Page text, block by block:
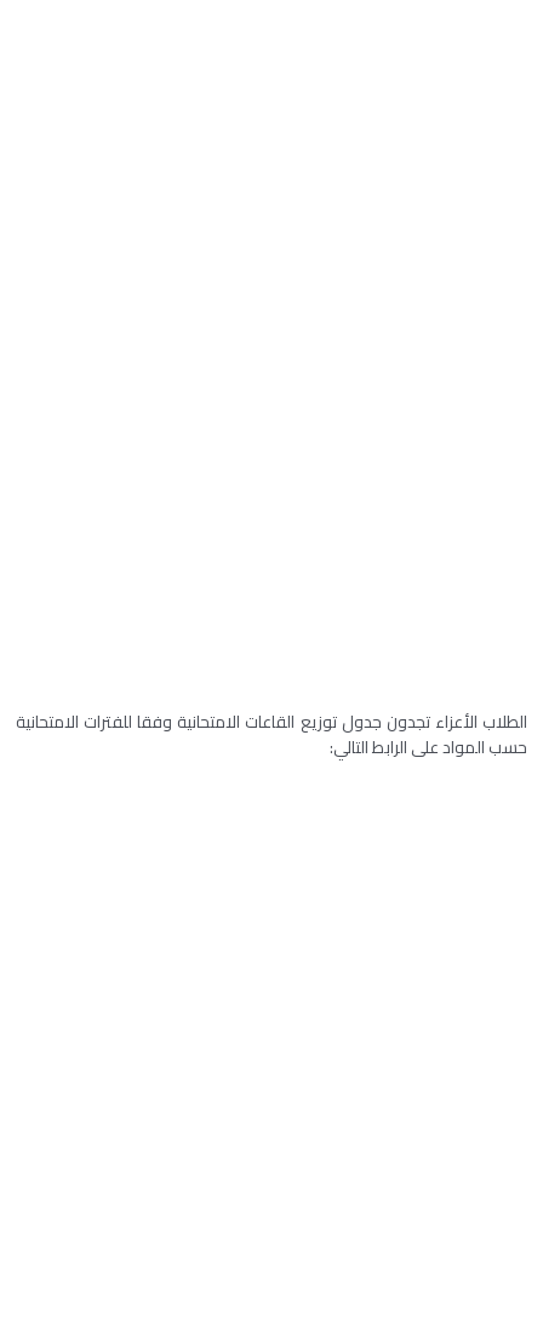
الطلاب الأعزاء تجدون جدول توزيع القاعات الامتحانية وفقا للفترات الامتحانية
حسب المواد على الرابط التالي: